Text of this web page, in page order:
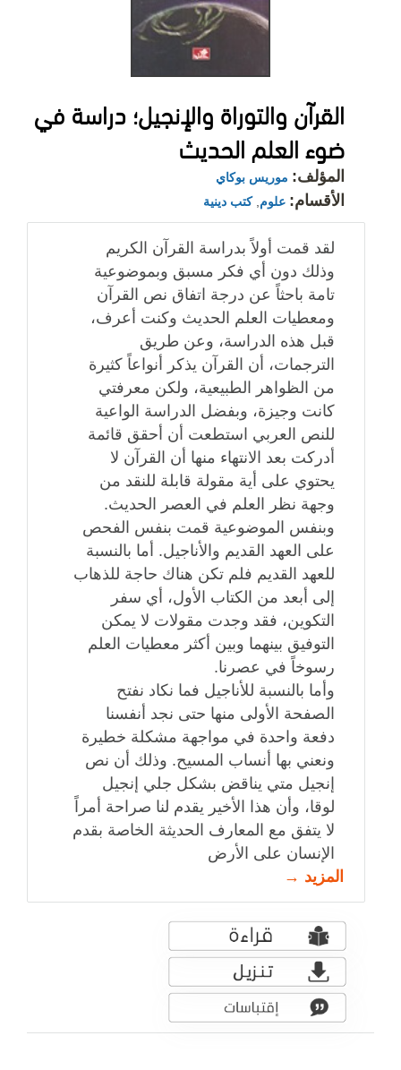
القرآن والتوراة والإنجيل؛ دراسة في
ضوء العلم الحديث
المؤلف: موريس بوكاي
الأقسام: علوم ,كتب دينية
لقد قمت أولاً بدراسة القرآن الكريم
وذلك دون أي فكر مسبق وبموضوعية
تامة باحثاً عن درجة اتفاق نص القرآن
ومعطيات العلم الحديث وكنت أعرف،
قبل هذه الدراسة، وعن طريق
الترجمات، أن القرآن يذكر أنواعاً كثيرة
من الظواهر الطبيعية، ولكن معرفتي
كانت وجيزة، وبفضل الدراسة الواعية
للنص العربي استطعت أن أحقق قائمة
أدركت بعد الانتهاء منها أن القرآن لا
يحتوي على أية مقولة قابلة للنقد من
وجهة نظر العلم في العصر الحديث.
وبنفس الموضوعية قمت بنفس الفحص
على العهد القديم والأناجيل. أما بالنسبة
للعهد القديم فلم تكن هناك حاجة للذهاب
إلى أبعد من الكتاب الأول، أي سفر
التكوين، فقد وجدت مقولات لا يمكن
التوفيق بينهما وبين أكثر معطيات العلم
رسوخاً في عصرنا.
وأما بالنسبة للأناجيل فما نكاد نفتح
الصفحة الأولى منها حتى نجد أنفسنا
دفعة واحدة في مواجهة مشكلة خطيرة
ونعني بها أنساب المسيح. وذلك أن نص
إنجيل متي يناقض بشكل جلي إنجيل
لوقا، وأن هذا الأخير يقدم لنا صراحة أمراً
لا يتفق مع المعارف الحديثة الخاصة بقدم
الإنسان على الأرض
المزيد →